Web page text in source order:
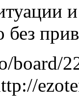
без
board/